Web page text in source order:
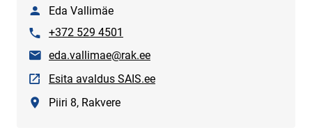
NimiEda Vallimäe
+372 529 4501
Telefon
eda.vallimae@rak.eeE-post
Esita avaldus SAIS.eeLink avaneb uuel leheküljel
AsukohtPiiri 8, Rakvere